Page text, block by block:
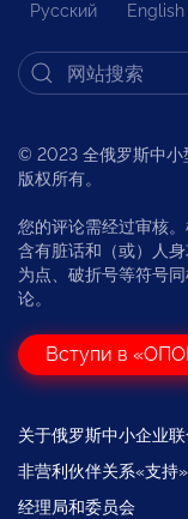
Русский English
© 2023 全俄罗斯中小
版权所有。
您的评论需经过审核
含有脏话和（或）人
为点、破折号等符号
论。
Вступи в
关于俄罗斯中小企业联
非营利伙伴关系«支持
经理局和委员会